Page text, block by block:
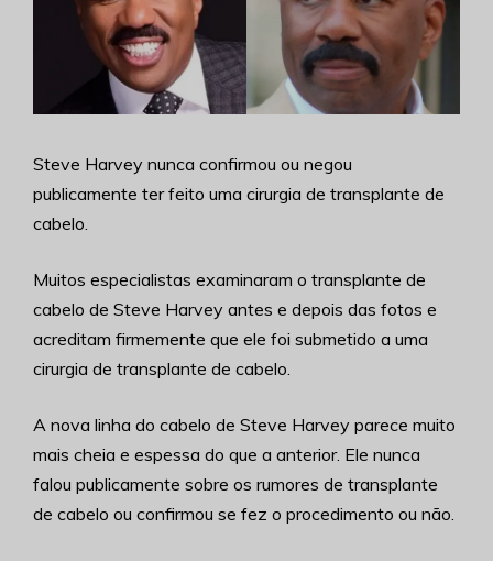
Steve Harvey nunca confirmou ou negou
publicamente ter feito uma cirurgia de transplante de
cabelo.
Muitos especialistas examinaram o transplante de
cabelo de Steve Harvey antes e depois das fotos e
acreditam firmemente que ele foi submetido a uma
cirurgia de transplante de cabelo.
A nova linha do cabelo de Steve Harvey parece muito
mais cheia e espessa do que a anterior. Ele nunca
falou publicamente sobre os rumores de transplante
de cabelo ou confirmou se fez o procedimento ou não.